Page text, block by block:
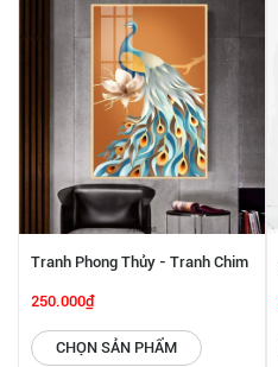
Tranh Phong Thủy - Tranh Chim
Công Và Hoa SGP 442229
250.000₫
CHỌN SẢN PHẨM